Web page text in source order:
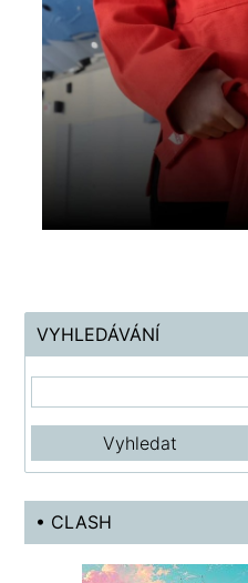
VYHLEDÁVÁNÍ
• CLASH